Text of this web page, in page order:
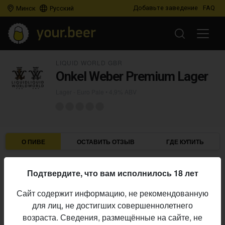
Минск Русский Добавьте заведение FAQ
Onkel Weber Premium Lager
О ПИВЕ ОСТАВИТЬ ОТЗЫВ ГДЕ КУПИТЬ
Пивоварня:
Алкоголь:
4,9%
Начало
выпуска:
06.03.2020
Подтвердите, что вам исполнилось 18 лет
Сайт содержит информацию, не рекомендованную
для лиц, не достигших совершеннолетнего
возраста. Сведения, размещённые на сайте, не